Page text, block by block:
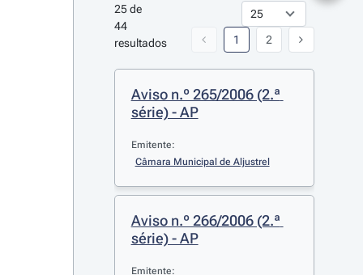
25 de
44
resultados
1 2
Aviso n.º 265/2006 (2.ª
série) - AP
Emitente:
Câmara Municipal de Aljustrel
Aviso n.º 266/2006 (2.ª
série) - AP
Emitente: